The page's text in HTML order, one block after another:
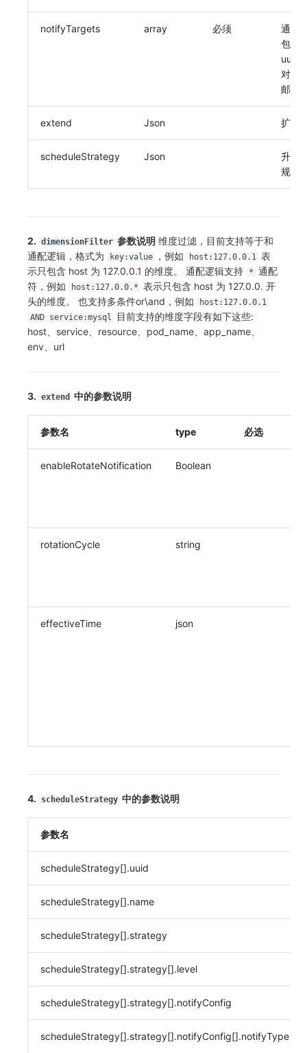
notifyTargets array 必须
通知
包含
uuid,
对象
邮箱
extend Json 扩展
scheduleStrategy Json
升级
规则
2. dimensionFilter 参数说明 维度过滤，目前支持等于和
通配逻辑，格式为
key:value ，例如 host:127.0.0.1 表
示只包含 host 为 127.0.0.1 的维度。 通配逻辑支持
* 通配
符，例如
host:127.0.0.* 表示只包含 host 为 127.0.0. 开
头的维度。 也支持多条件or\and，例如
host:127.0.0.1
AND service:mysql
目前支持的维度字段有如下这些:
host、service、resource、pod_name、app_name、
env、url
3. extend 中的参数说明
参数名 type 必选
enableRotateNotification Boolean
rotationCycle string
effectiveTime json
4. scheduleStrategy 中的参数说明
参数名
scheduleStrategy[].uuid
scheduleStrategy[].name
scheduleStrategy[].strategy
scheduleStrategy[].strategy[].level
scheduleStrategy[].strategy[].notifyConfig
scheduleStrategy[].strategy[].notifyConfig[].notifyType